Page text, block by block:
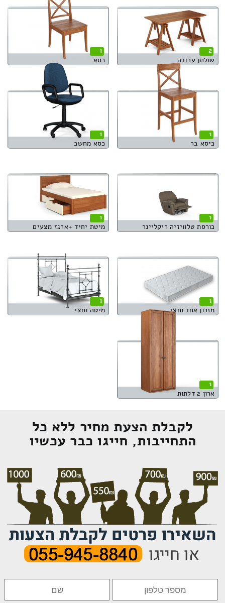
2
שולחן עבודה
1
כסא
1
כיסא בר
1
כסא מחשב
1
כורסת טלוויזיה ריקליינר
1
מיטת יחיד +ארגז מצעים
1
מזרון אחד וחצי
1
מיטה וחצי
1
ארון 2 דלתות
לקבלת הצעת מחיר ללא כל
התחייבות, חייגו כבר עכשיו